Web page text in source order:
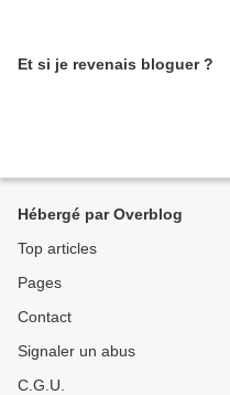
Et si je revenais bloguer ?
Hébergé par Overblog
Top articles
Pages
Contact
Signaler un abus
C.G.U.